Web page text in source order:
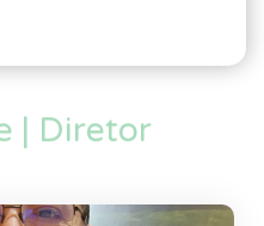
| Diretor